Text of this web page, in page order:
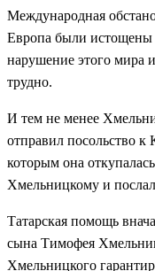
Международная
Европа были истощены
нарушение этого мира
трудно.
И тем не менее
отправил посольство
которым она
Хмельницкому и
Татарская помощь
сына Тимофея
Хмельницкого